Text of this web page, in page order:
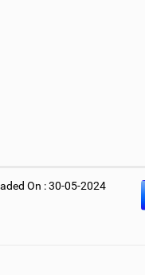
On : 30-05-2024